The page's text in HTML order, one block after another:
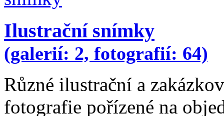
Ilustrační snímky
(galerií: 2, fotografií: 64)
Různé ilustrační a
fotografie pořízené na